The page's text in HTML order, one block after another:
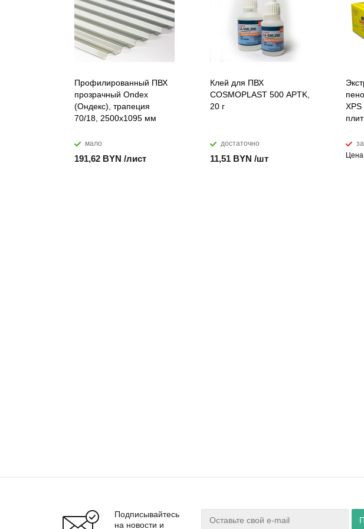
Профилированный ПВХ
прозрачный Ondex
(Ондекс), трапеция
70/18, 2500х1095 мм
мало
191,62 BYN /лист
Клей для ПВХ
COSMOPLAST 500 APTK,
20 г
достаточно
11,51 BYN /шт
плит
Подписывайтесь
на новости и